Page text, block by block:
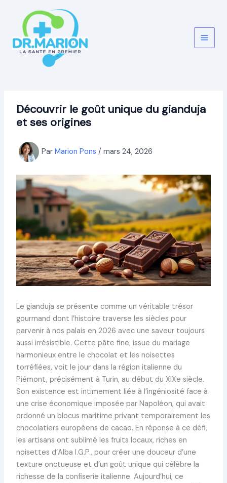
contenu
Découvrir le goût unique du gianduja
et ses origines
Par Marion Pons / mars 24, 2026
Le gianduja se présente comme un véritable trésor
gourmand dont l’histoire traverse les siècles pour
parvenir à nos palais en 2026 avec une saveur toujours
aussi irrésistible. Cette pâte fine, issue du mariage
harmonieux entre le chocolat et les noisettes
torréfiées, voit le jour dans la région italienne du
Piémont, précisément à Turin, au début du XIXe siècle.
Son existence est intimement liée à l’ingéniosité face à
une crise économique imposée par Napoléon, qui avait
ordonné un blocus maritime privant temporairement les
chocolatiers européens de cacao. En réponse à ce défi,
les artisans ont sublimé les fruits locaux, riches en
noisettes d’Alba I.G.P., pour créer une douceur d’une
texture onctueuse et d’un goût unique qui célèbre la
richesse de la confiserie italienne. Aujourd’hui, ce